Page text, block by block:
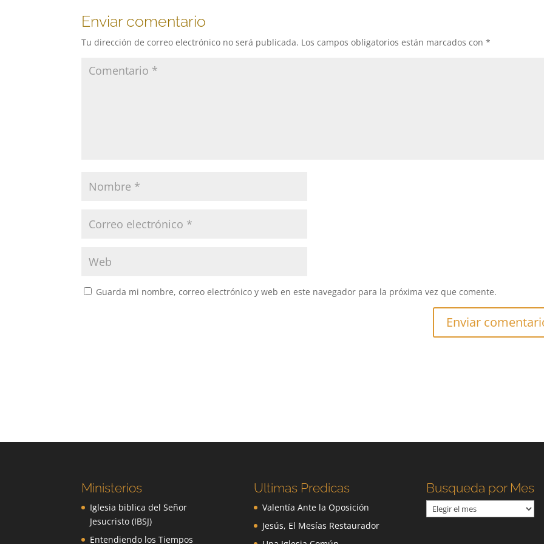
Enviar comentario
Tu dirección de correo electrónico no será publicada. Los campos obligatorios están marcados con*
Guarda mi nombre, correo electrónico y web en este navegador para la próxima vez que comente.
Ministerios
Iglesia biblica del Señor
Jesucristo (IBSJ)
Entendiendo los Tiempos
Ultimas Predicas
Valentía Ante la Oposición
Jesús, El Mesías Restaurador
Busqueda por Mes
Busqueda
por